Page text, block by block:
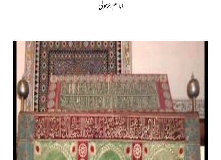
اما م جزولی